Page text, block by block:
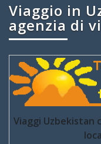
Viaggio in
agenzia di
Viaggi